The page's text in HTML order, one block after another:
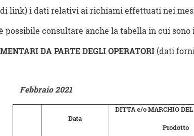
link) i dati relativi ai richiami effettuati nei
possibile consultare anche la tabella in cui
DA PARTE DEGLI OPERATORI (dati
2021
Data
DITTA e/o MARCHIO
Prodotto